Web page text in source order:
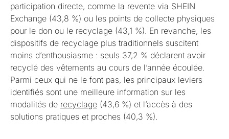
participation directe, comme la revente via SHEIN
Exchange (43,8 %) ou les points de collecte physiques
pour le don ou le recyclage (43,1 %). En revanche, les
dispositifs de recyclage plus traditionnels suscitent
moins d’enthousiasme : seuls 37,2 % déclarent avoir
recyclé des vêtements au cours de l’année écoulée.
Parmi ceux qui ne le font pas, les principaux leviers
identifiés sont une meilleure information sur les
modalités de recyclage (43,6 %) et l’accès à des
solutions pratiques et proches (40,3 %).